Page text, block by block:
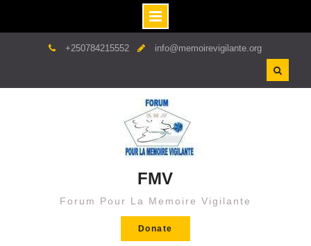
+250784215552 info@memoirevigilante.org
FMV
Forum Pour La Memoire Vigilante
Donate